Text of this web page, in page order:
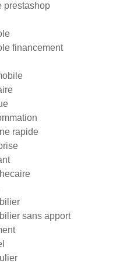
prestashop
financement
rapide
sans apport